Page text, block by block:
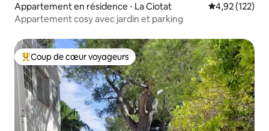
Appartement en résidence ⋅ La Ciotat Évaluation
4,92 (122)
Appartement cosy avec jardin et parking
Coups de cœur voyageurs les plus appréciés
Coup de cœur voyageurs